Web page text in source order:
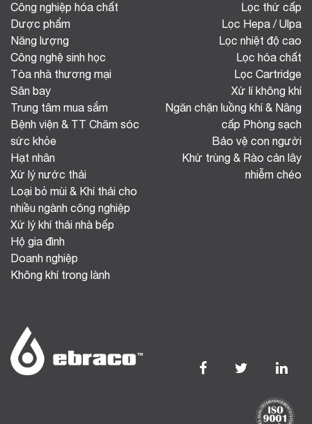
Công nghiệp hóa chất
Dược phẩm
Năng lượng
Công nghệ sinh học
Tòa nhà thương mại
Sân bay
Trung tâm mua sắm
Bệnh viện & TT Chăm sóc
sức khỏe
Hạt nhân
Xử lý nước thải
Loại bỏ mùi & Khí thải cho
nhiều ngành công nghiệp
Xử lý khí thải nhà bếp
Hộ gia đình
Doanh nghiệp
Không khí trong lành
Lọc thứ cấp
Lọc Hepa / Ulpa
Lọc nhiệt độ cao
Lọc hóa chất
Lọc Cartridge
Xử lí không khí
Ngăn chặn luồng khí & Nâng
cấp Phòng sạch
Bảo vệ con người
Khử trùng & Rào cản lây
nhiễm chéo